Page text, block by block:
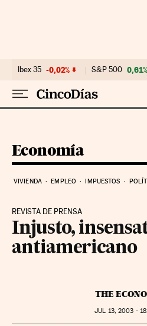
Ibex 35 -0,02% S&P 500 0,61%
Economía
VIVIENDA EMPLEO IMPUESTOS
REVISTA DE PRENSA
Injusto,
antiamericano
THE
JUL 13, 2003 -